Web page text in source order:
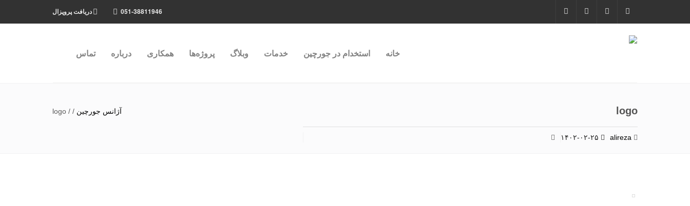
دریافت پروپزال 051-38811946
خانه استخدام در جورچین خدمات وبلاگ پروژه‌ها همکاری درباره تماس
logo
alireza
آژانس جورچین /
/
logo